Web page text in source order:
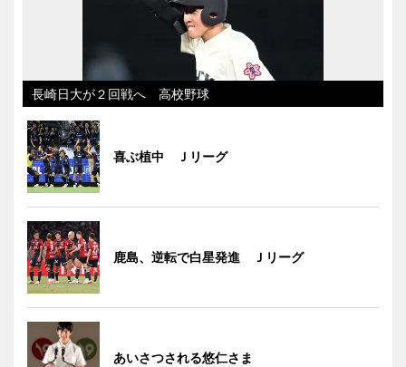
長崎日大が２回戦へ 高校野球
喜ぶ植中 Ｊリーグ
鹿島、逆転で白星発進 Ｊリーグ
あいさつされる悠仁さま